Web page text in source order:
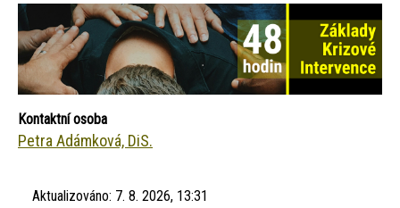
Kontaktní osoba
Petra Adámková, DiS.
Aktualizováno: 7. 8. 2026, 13:31